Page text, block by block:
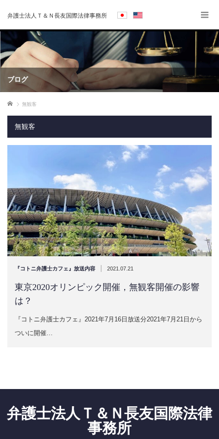
弁護士法人Ｔ＆Ｎ長友国際法律事務所
ブログ
ホーム 無観客
無観客
『コトニ弁護士カフェ』放送内容 | 2021.07.21
東京2020オリンピック開催，無観客開催の影響
は？
『コトニ弁護士カフェ』2021年7月16日放送分2021年7月21日から
ついに開催…
弁護士法人Ｔ＆Ｎ長友国際法律
事務所